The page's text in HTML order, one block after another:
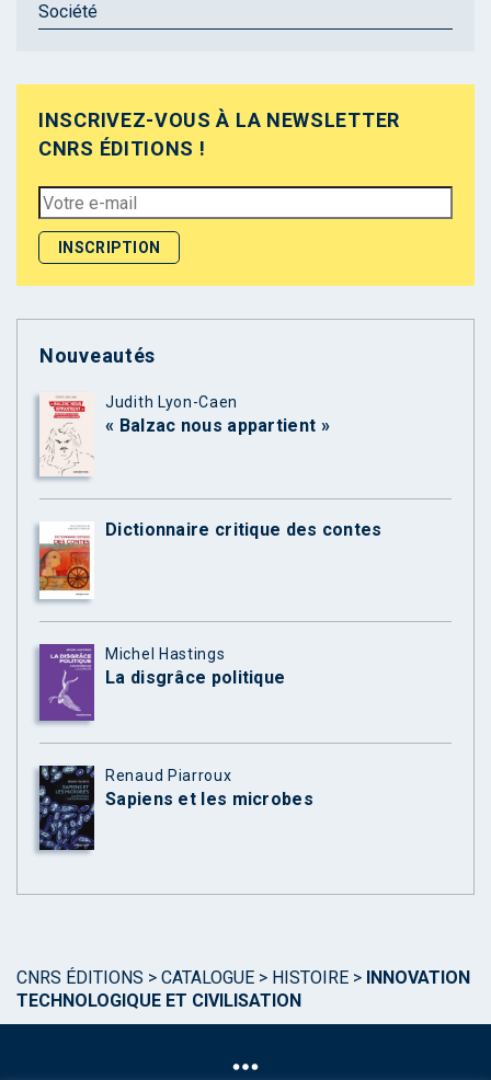
Société
INSCRIVEZ-VOUS À LA NEWSLETTER
CNRS ÉDITIONS !
Nouveautés
Judith Lyon-Caen
« Balzac nous appartient »
Dictionnaire critique des contes
Michel Hastings
La disgrâce politique
Renaud Piarroux
Sapiens et les microbes
CNRS ÉDITIONS > CATALOGUE > HISTOIRE > INNOVATION
TECHNOLOGIQUE ET CIVILISATION